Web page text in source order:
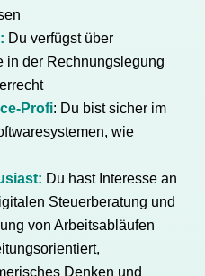
Du verfügst über
in der Rechnungslegung
Profi: Du bist sicher im
wie
Du hast Interesse an
Steuerberatung und
von Arbeitsabläufen
Denken und